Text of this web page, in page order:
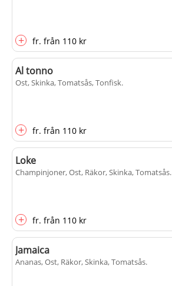
+ fr. från 110 kr
Al tonno
Ost, Skinka, Tomatsås, Tonfisk.
+ fr. från 110 kr
Loke
Champinjoner, Ost, Räkor, Skinka, Tomatsås.
+ fr. från 110 kr
Jamaica
Ananas, Ost, Räkor, Skinka, Tomatsås.